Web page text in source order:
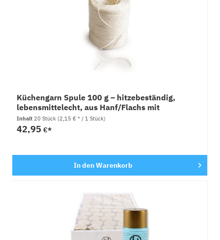
Küchengarn Spule 100 g – hitzebeständig,
lebensmittelecht, aus Hanf/Flachs mit
Spenderbox 2x10 Stück
Inhalt20 Stück (2,15 € * / 1 Stück)
42,95€*
In denWarenkorb